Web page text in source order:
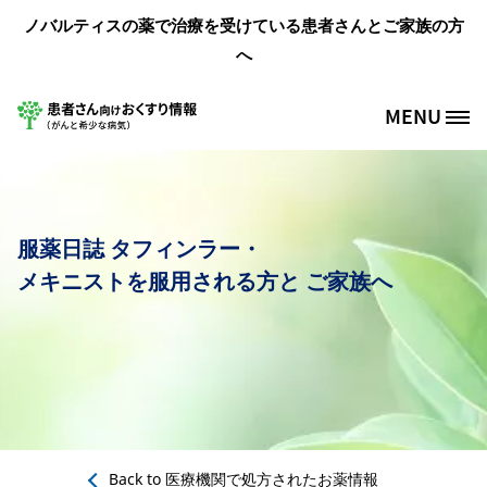
メインコンテンツに移動
ノバルティスの薬で治療を受けている患者さんとご家族の方
へ
Site Logo MENU
服薬日誌 タフィンラー・
メキニストを服用される方と ご家族へ
Back to 医療機関で処方されたお薬情報